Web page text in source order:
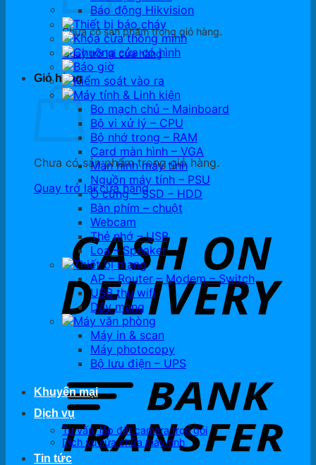
Chưa có sản phẩm trong giỏ hàng.
Quay trở lại cửa hàng
Giỏ hàng
Chưa có sản phẩm trong giỏ hàng.
Quay trở lại cửa hàng
Báo động Hikvision
Thiết bị báo cháy
Khóa cửa thông minh
Chuông cửa có hình
Báo giờ
Kiểm soát vào ra
Máy tính & Linh kiện
Bo mạch chủ – Mainboard
Bộ vi xử lý – CPU
Bộ nhớ trong – RAM
Card màn hình – VGA
Màn hình máy tính
Nguồn máy tính – PSU
Ổ cứng – SSD – HDD
Bàn phím – chuột
Webcam
Thẻ nhớ – USB
Loa – Speaker
Thiết bị mạng
AP – Router – Modem – Switch
USB thu wifi
Dây mạng
Máy văn phòng
Máy in & scan
Máy photocopy
Bộ lưu điện – UPS
Khuyến mại
Dịch vụ
Tư vấn, lắp đặt camera trọn gói
Dịch vụ sửa chữa máy tính
Tin tức